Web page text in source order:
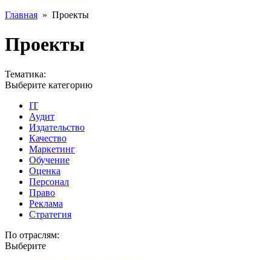
Главная » Проекты
Проекты
Тематика:
Выберите категорию
IT
Аудит
Издательство
Качество
Маркетинг
Обучение
Оценка
Персонал
Право
Реклама
Стратегия
По отраслям:
Выберите